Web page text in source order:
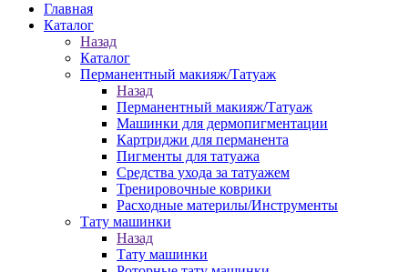
Главная
Каталог
Назад
Каталог
Перманентный макияж/Татуаж
Назад
Перманентный макияж/Татуаж
Машинки для дермопигментации
Картриджи для перманента
Пигменты для татуажа
Средства ухода за татуажем
Тренировочные коврики
Расходные материлы/Инструменты
Тату машинки
Назад
Тату машинки